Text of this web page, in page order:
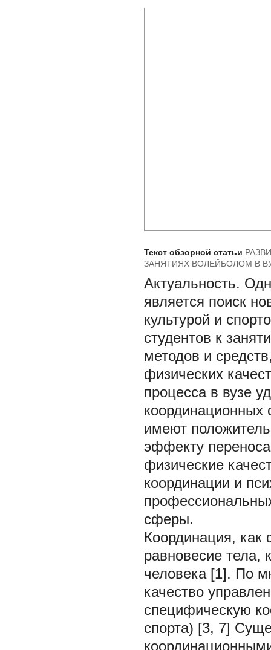
Текст обзорной статьи
ЗАНЯТИЯХ ВОЛЕЙБОЛОМ В
Актуальность.
является поиск
культурой и
студентов к
методов и
физических
процесса в вузе
координационных
имеют
эффекту
физические
координации и
сферы.
Координация, как
равновесие тела,
человека [1]. По
качество
специфическую
спорта) [3, 7]